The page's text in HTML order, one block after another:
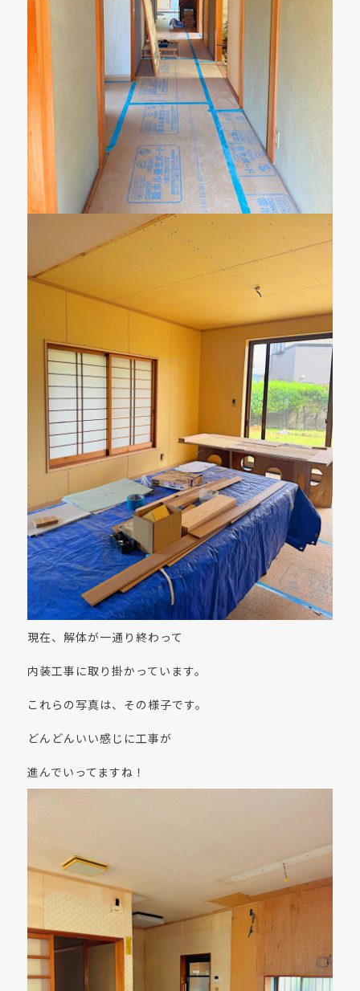
現在、解体が一通り終わって
内装工事に取り掛かっています。
これらの写真は、その様子です。
どんどんいい感じに工事が
進んでいってますね！